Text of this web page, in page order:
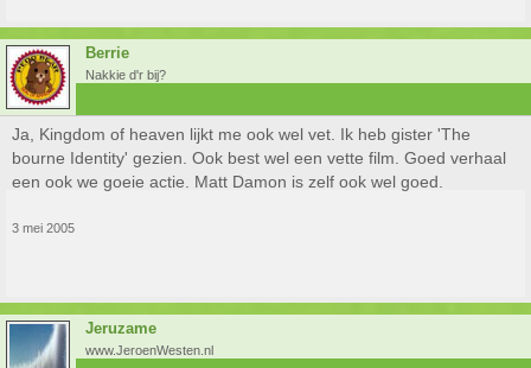
Berrie
Nakkie d'r bij?
Ja, Kingdom of heaven lijkt me ook wel vet. Ik heb gister 'The
bourne Identity' gezien. Ook best wel een vette film. Goed verhaal
een ook we goeie actie. Matt Damon is zelf ook wel goed.
3 mei 2005
Jeruzame
www.JeroenWesten.nl